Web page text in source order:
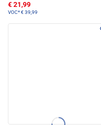
€ 21,99
VOC*€ 39,99